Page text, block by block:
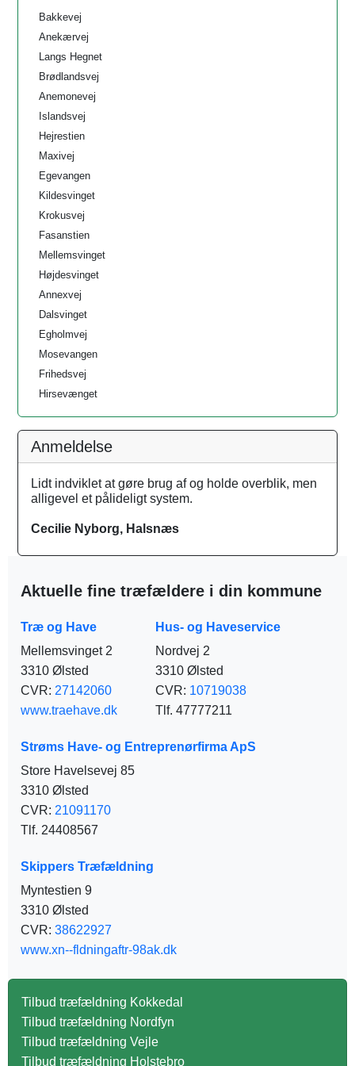
Bakkevej
Anekærvej
Langs Hegnet
Brødlandsvej
Anemonevej
Islandsvej
Hejrestien
Maxivej
Egevangen
Kildesvinget
Krokusvej
Fasanstien
Mellemsvinget
Højdesvinget
Annexvej
Dalsvinget
Egholmvej
Mosevangen
Frihedsvej
Hirsevænget
Anmeldelse
Lidt indviklet at gøre brug af og holde overblik, men
alligevel et pålideligt system.
Cecilie Nyborg, Halsnæs
Aktuelle fine træfældere i din kommune
Træ og Have
Mellemsvinget 2
3310 Ølsted
CVR: 27142060
www.traehave.dk
Hus- og Haveservice
Nordvej 2
3310 Ølsted
CVR: 10719038
Tlf. 47777211
Strøms Have- og Entreprenørfirma ApS
Store Havelsevej 85
3310 Ølsted
CVR: 21091170
Tlf. 24408567
Skippers Træfældning
Myntestien 9
3310 Ølsted
CVR: 38622927
www.xn--fldningaftr-98ak.dk
Tilbud træfældning Kokkedal
Tilbud træfældning Nordfyn
Tilbud træfældning Vejle
Tilbud træfældning Holstebro